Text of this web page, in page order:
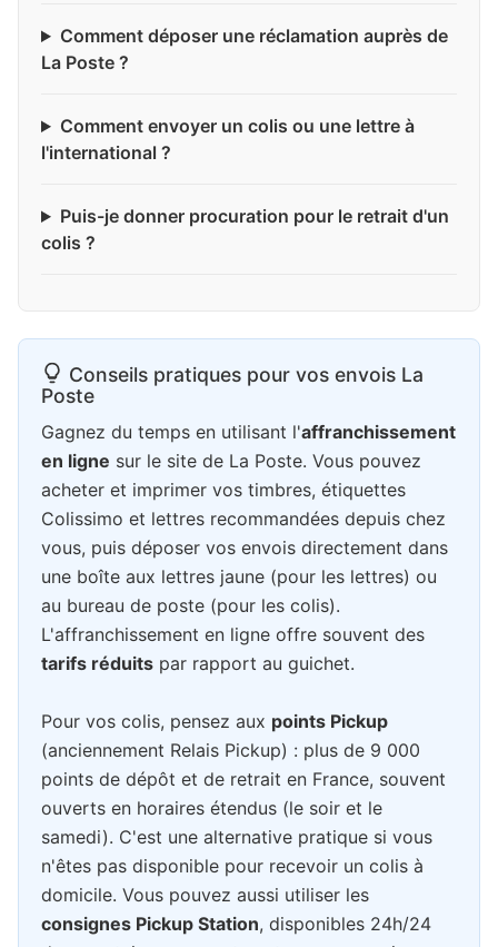
Comment déposer une réclamation auprès de
La Poste ?
Comment envoyer un colis ou une lettre à
l'international ?
Puis-je donner procuration pour le retrait d'un
colis ?
Conseils pratiques pour vos envois La
Poste
Gagnez du temps en utilisant l'affranchissement
en ligne sur le site de La Poste. Vous pouvez
acheter et imprimer vos timbres, étiquettes
Colissimo et lettres recommandées depuis chez
vous, puis déposer vos envois directement dans
une boîte aux lettres jaune (pour les lettres) ou
au bureau de poste (pour les colis).
L'affranchissement en ligne offre souvent des
tarifs réduits par rapport au guichet.
Pour vos colis, pensez aux points Pickup
(anciennement Relais Pickup) : plus de 9 000
points de dépôt et de retrait en France, souvent
ouverts en horaires étendus (le soir et le
samedi). C'est une alternative pratique si vous
n'êtes pas disponible pour recevoir un colis à
domicile. Vous pouvez aussi utiliser les
consignes Pickup Station, disponibles 24h/24